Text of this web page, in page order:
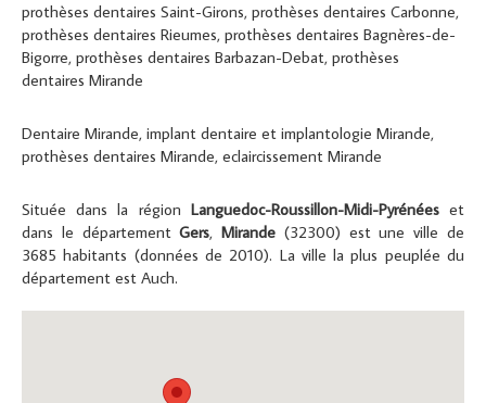
prothèses dentaires Saint-Girons, prothèses dentaires Carbonne,
prothèses dentaires Rieumes, prothèses dentaires Bagnères-de-
Bigorre, prothèses dentaires Barbazan-Debat, prothèses
dentaires Mirande
Dentaire Mirande, implant dentaire et implantologie Mirande,
prothèses dentaires Mirande, eclaircissement Mirande
Située dans la région Languedoc-Roussillon-Midi-Pyrénéeset
dans le départementGers,Mirande (32300) est une ville de
3685 habitants (données de 2010). La ville la plus peuplée du
département est Auch.